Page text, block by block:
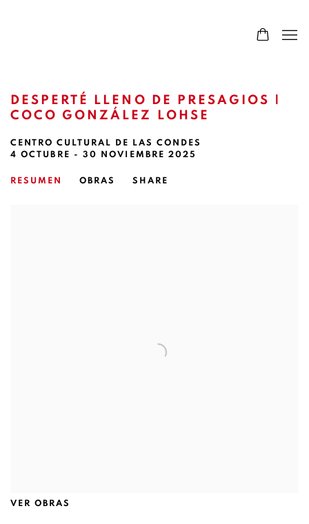
DESPERTÉ LLENO DE PRESAGIOS |
COCO GONZÁLEZ LOHSE
CENTRO CULTURAL DE LAS CONDES
4 OCTUBRE - 30 NOVIEMBRE 2025
RESUMEN OBRAS SHARE
VER OBRAS